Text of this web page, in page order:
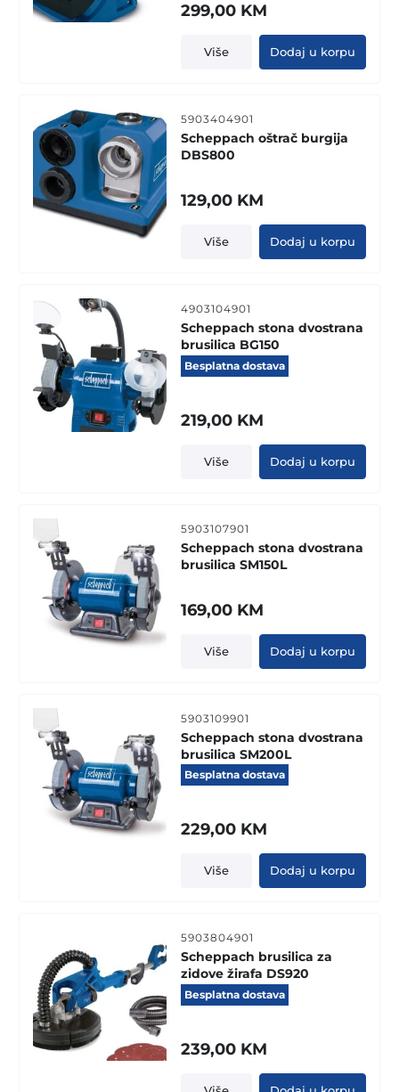
299,00 KM
Više Dodaj u korpu
5903404901
Scheppach oštrač burgija
DBS800
129,00 KM
Više Dodaj u korpu
4903104901
Scheppach stona dvostrana
brusilica BG150
Besplatna dostava
219,00 KM
Više Dodaj u korpu
5903107901
Scheppach stona dvostrana
brusilica SM150L
169,00 KM
Više Dodaj u korpu
5903109901
Scheppach stona dvostrana
brusilica SM200L
Besplatna dostava
229,00 KM
Više Dodaj u korpu
5903804901
Scheppach brusilica za
zidove žirafa DS920
Besplatna dostava
239,00 KM